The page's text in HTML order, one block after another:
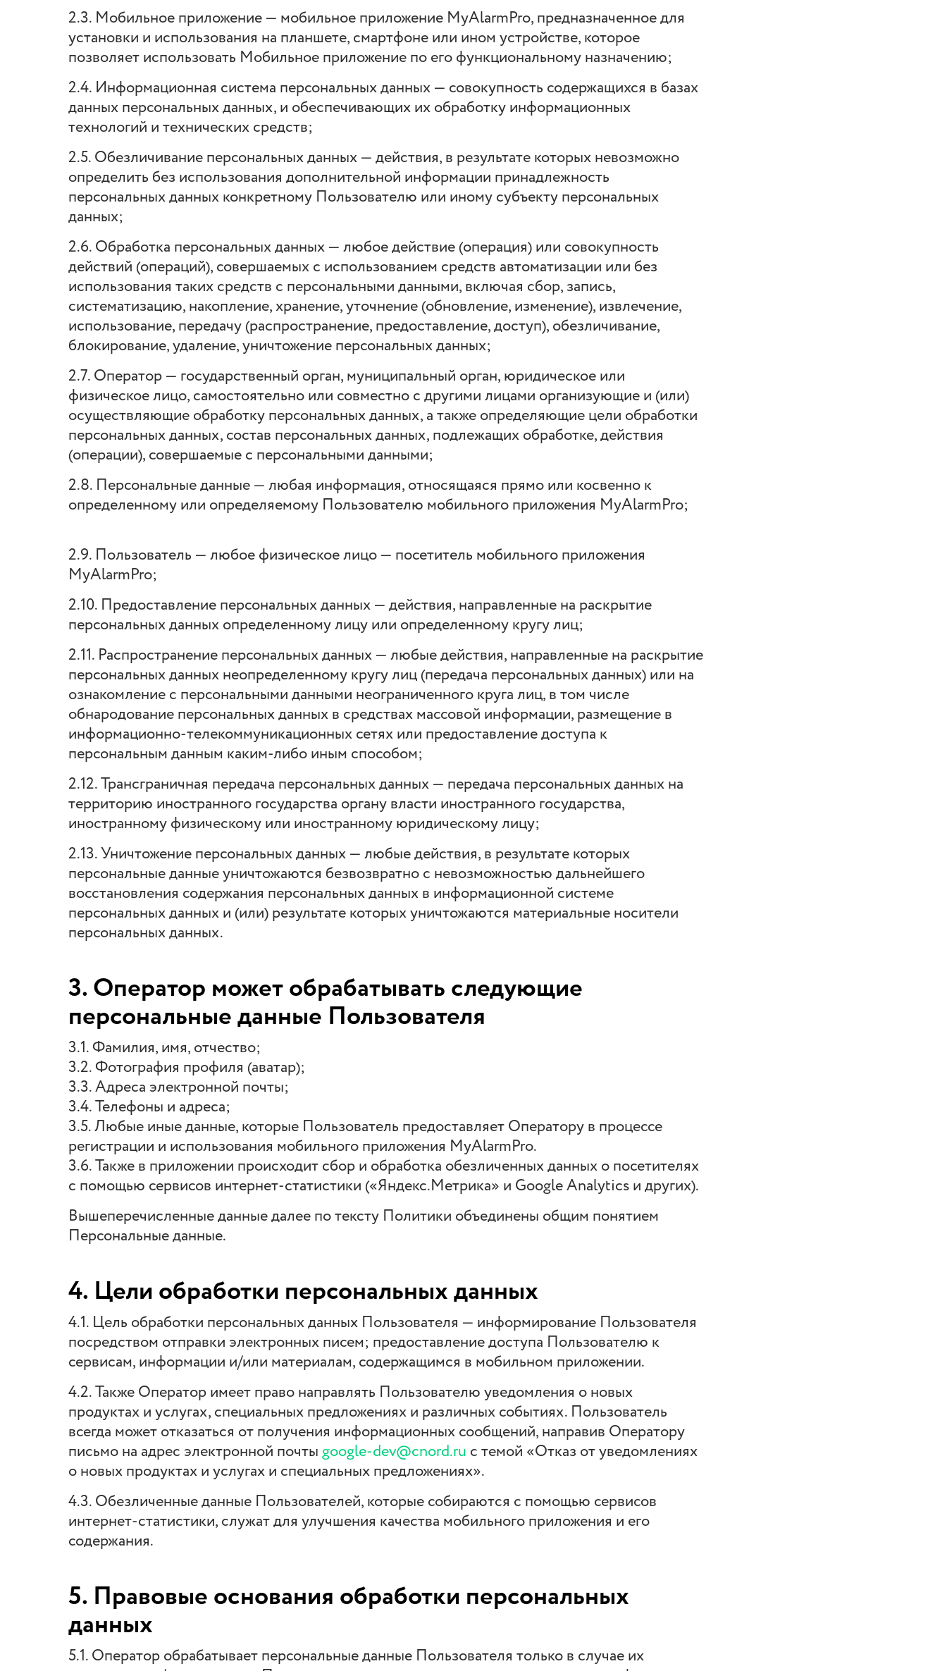
2.3. Мобильное приложение — мобильное приложение MyAlarmPro, предназначенное для
установки и использования на планшете, смартфоне или ином устройстве, которое
позволяет использовать Мобильное приложение по его функциональному назначению;
2.4. Информационная система персональных данных — совокупность содержащихся в базах
данных персональных данных, и обеспечивающих их обработку информационных
технологий и технических средств;
2.5. Обезличивание персональных данных — действия, в результате которых невозможно
определить без использования дополнительной информации принадлежность
персональных данных конкретному Пользователю или иному субъекту персональных
данных;
2.6. Обработка персональных данных — любое действие (операция) или совокупность
действий (операций), совершаемых с использованием средств автоматизации или без
использования таких средств с персональными данными, включая сбор, запись,
систематизацию, накопление, хранение, уточнение (обновление, изменение), извлечение,
использование, передачу (распространение, предоставление, доступ), обезличивание,
блокирование, удаление, уничтожение персональных данных;
2.7. Оператор — государственный орган, муниципальный орган, юридическое или
физическое лицо, самостоятельно или совместно с другими лицами организующие и (или)
осуществляющие обработку персональных данных, а также определяющие цели обработки
персональных данных, состав персональных данных, подлежащих обработке, действия
(операции), совершаемые с персональными данными;
2.8. Персональные данные — любая информация, относящаяся прямо или косвенно к
определенному или определяемому Пользователю мобильного приложения MyAlarmPro;
2.9. Пользователь — любое физическое лицо — посетитель мобильного приложения
MyAlarmPro;
2.10. Предоставление персональных данных — действия, направленные на раскрытие
персональных данных определенному лицу или определенному кругу лиц;
2.11. Распространение персональных данных — любые действия, направленные на раскрытие
персональных данных неопределенному кругу лиц (передача персональных данных) или на
ознакомление с персональными данными неограниченного круга лиц, в том числе
обнародование персональных данных в средствах массовой информации, размещение в
информационно-телекоммуникационных сетях или предоставление доступа к
персональным данным каким-либо иным способом;
2.12. Трансграничная передача персональных данных — передача персональных данных на
территорию иностранного государства органу власти иностранного государства,
иностранному физическому или иностранному юридическому лицу;
2.13. Уничтожение персональных данных — любые действия, в результате которых
персональные данные уничтожаются безвозвратно с невозможностью дальнейшего
восстановления содержания персональных данных в информационной системе
персональных данных и (или) результате которых уничтожаются материальные носители
персональных данных.
3. Оператор может обрабатывать следующие
персональные данные Пользователя
3.1. Фамилия, имя, отчество;
3.2. Фотография профиля (аватар);
3.3. Адреса электронной почты;
3.4. Телефоны и адреса;
3.5. Любые иные данные, которые Пользователь предоставляет Оператору в процессе
регистрации и использования мобильного приложения MyAlarmPro.
3.6. Также в приложении происходит сбор и обработка обезличенных данных о посетителях
с помощью сервисов интернет-статистики («Яндекс.Метрика» и Google Analytics и других).
Вышеперечисленные данные далее по тексту Политики объединены общим понятием
Персональные данные.
4. Цели обработки персональных данных
4.1. Цель обработки персональных данных Пользователя — информирование Пользователя
посредством отправки электронных писем; предоставление доступа Пользователю к
сервисам, информации и/или материалам, содержащимся в мобильном приложении.
4.2. Также Оператор имеет право направлять Пользователю уведомления о новых
продуктах и услугах, специальных предложениях и различных событиях. Пользователь
всегда может отказаться от получения информационных сообщений, направив Оператору
письмо на адрес электронной почтыgoogle-dev@cnord.ru с темой «Отказ от уведомлениях
о новых продуктах и услугах и специальных предложениях».
4.3. Обезличенные данные Пользователей, которые собираются с помощью сервисов
интернет-статистики, служат для улучшения качества мобильного приложения и его
содержания.
5. Правовые основания обработки персональных
данных
5.1. Оператор обрабатывает персональные данные Пользователя только в случае их